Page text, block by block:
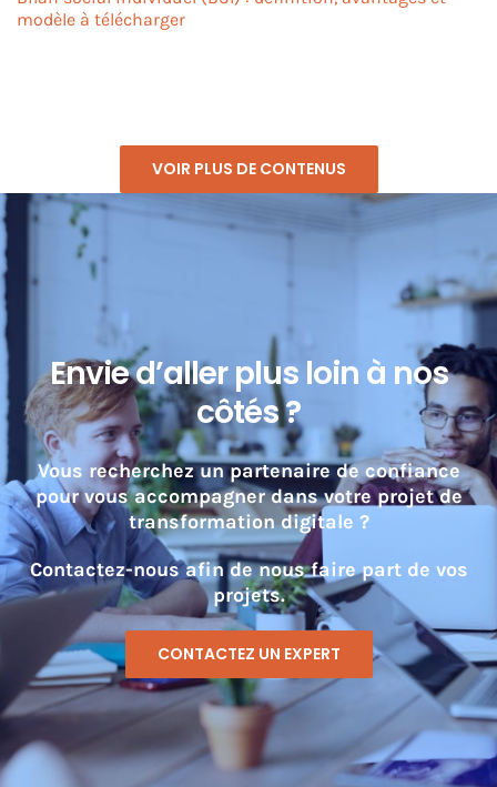
modèle à télécharger
VOIR PLUS DE CONTENUS
Envie d’aller plus loin à nos
côtés ?
Vous recherchez un partenaire de confiance
pour vous accompagner dans votre projet de
transformation digitale ?
Contactez-nous afin de nous faire part de vos
projets.
CONTACTEZ UN EXPERT